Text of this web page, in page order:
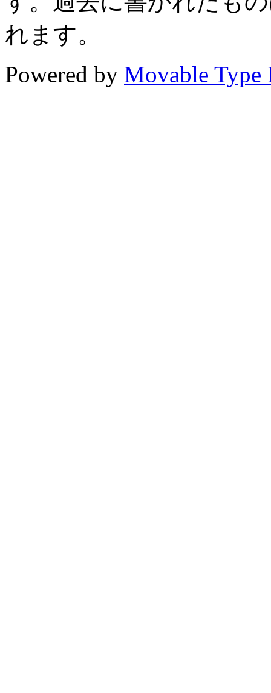
れます。
Powered by Movable Type